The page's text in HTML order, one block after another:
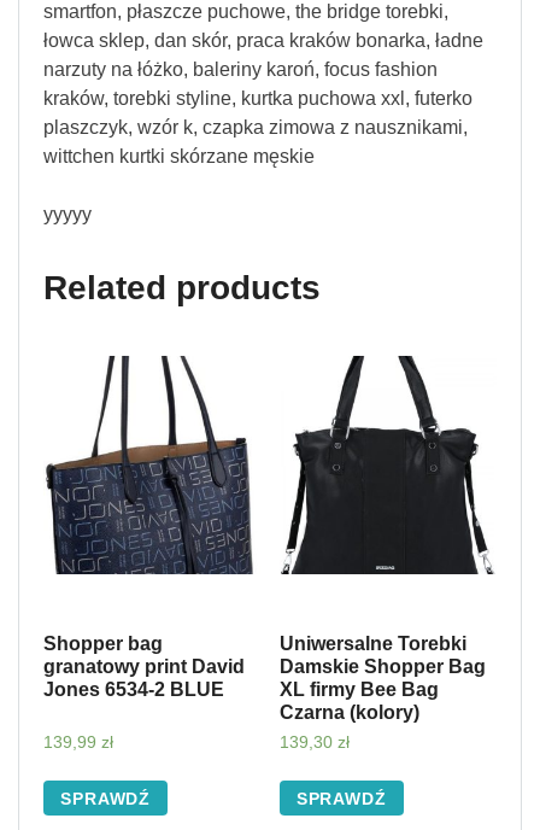
smartfon, płaszcze puchowe, the bridge torebki,
łowca sklep, dan skór, praca kraków bonarka, ładne
narzuty na łóżko, baleriny karoń, focus fashion
kraków, torebki styline, kurtka puchowa xxl, futerko
plaszczyk, wzór k, czapka zimowa z nausznikami,
wittchen kurtki skórzane męskie
yyyyy
Related products
Shopper bag
granatowy print David
Jones 6534-2 BLUE
139,99 zł
SPRAWDŹ
Uniwersalne Torebki
Damskie Shopper Bag
XL firmy Bee Bag
Czarna (kolory)
139,30 zł
SPRAWDŹ